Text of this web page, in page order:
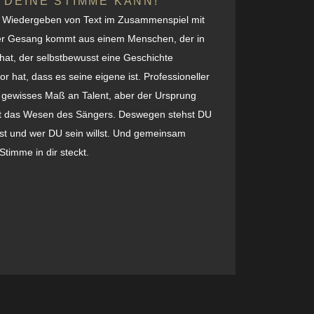
von Text im Zusammenspiel mit
Gesang kommt aus einem Menschen, der in
der selbstbewusst eine Geschichte
hat, dass es seine eigene ist. Professioneller
Maß an Talent, aber der Ursprung
das Wesen des Sängers. Deswegen stehst DU
und wer DU sein willst. Und gemeinsam
in dir steckt.